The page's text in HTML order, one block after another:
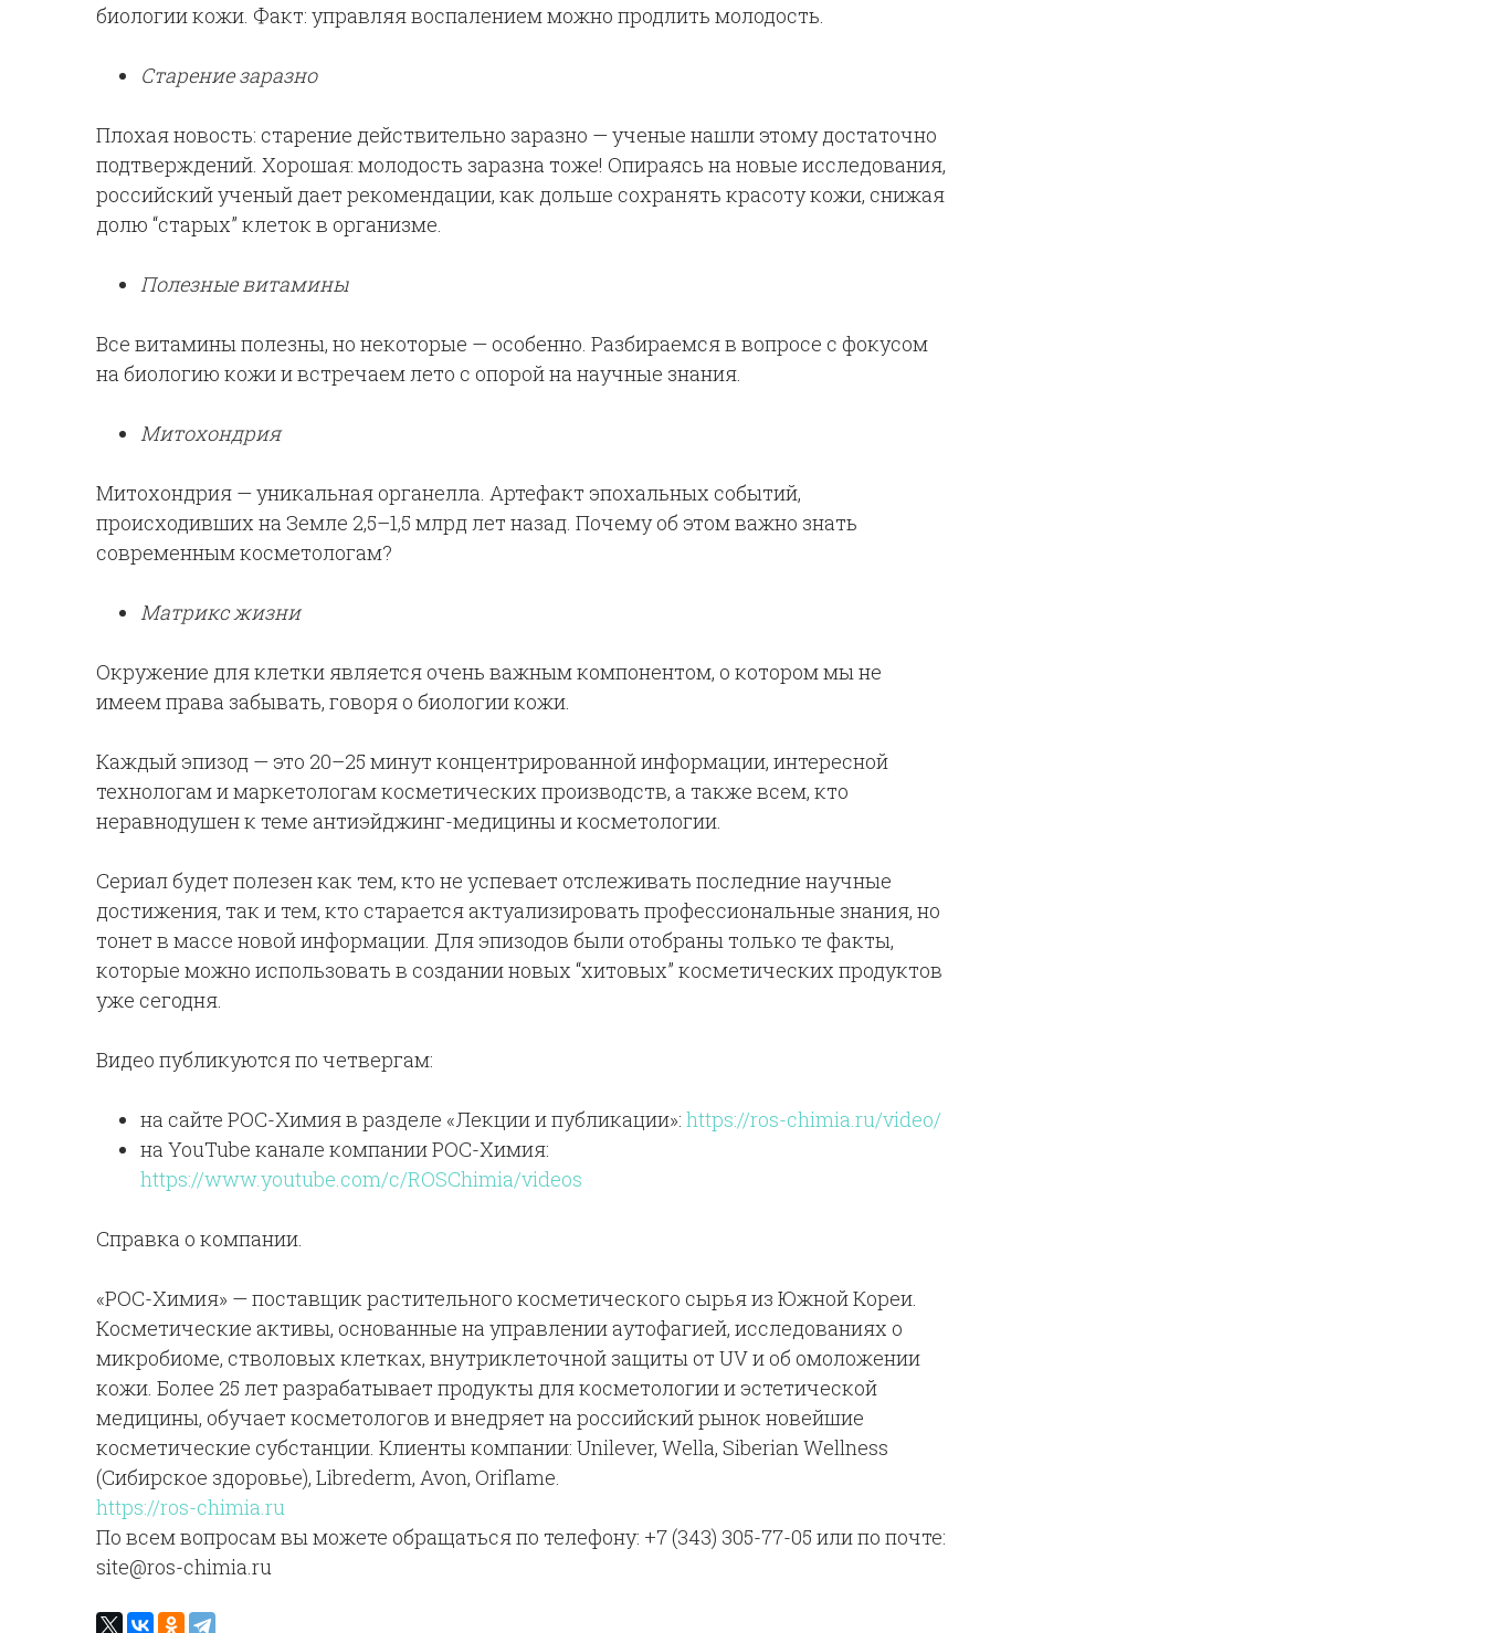
биологии кожи. Факт: управляя воспалением можно продлить молодость.
Старение заразно
Плохая новость: старение действительно заразно — ученые нашли этому достаточно
подтверждений. Хорошая: молодость заразна тоже! Опираясь на новые исследования,
российский ученый дает рекомендации, как дольше сохранять красоту кожи, снижая
долю “старых” клеток в организме.
Полезные витамины
Все витамины полезны, но некоторые — особенно. Разбираемся в вопросе с фокусом
на биологию кожи и встречаем лето с опорой на научные знания.
Митохондрия
Митохондрия — уникальная органелла. Артефакт эпохальных событий,
происходивших на Земле 2,5–1,5 млрд лет назад. Почему об этом важно знать
современным косметологам?
Матрикс жизни
Окружение для клетки является очень важным компонентом, о котором мы не
имеем права забывать, говоря о биологии кожи.
Каждый эпизод — это 20–25 минут концентрированной информации, интересной
технологам и маркетологам косметических производств, а также всем, кто
неравнодушен к теме антиэйджинг-медицины и косметологии.
Сериал будет полезен как тем, кто не успевает отслеживать последние научные
достижения, так и тем, кто старается актуализировать профессиональные знания, но
тонет в массе новой информации. Для эпизодов были отобраны только те факты,
которые можно использовать в создании новых “хитовых” косметических продуктов
уже сегодня.
Видео публикуются по четвергам:
на сайте РОС-Химия в разделе «Лекции и публикации»: https://ros-chimia.ru/video/
на YouTube канале компании РОС-Химия:
https://www.youtube.com/c/ROSChimia/videos
Справка о компании.
«РОС-Химия» — поставщик растительного косметического сырья из Южной Кореи.
Косметические активы, основанные на управлении аутофагией, исследованиях о
микробиоме, стволовых клетках, внутриклеточной защиты от UV и об омоложении
кожи. Более 25 лет разрабатывает продукты для косметологии и эстетической
медицины, обучает косметологов и внедряет на российский рынок новейшие
косметические субстанции. Клиенты компании: Unilever, Wella, Siberian Wellness
(Сибирское здоровье), Librederm, Avon, Oriflame.
https://ros-chimia.ru
По всем вопросам вы можете обращаться по телефону: +7 (343) 305-77-05 или по почте:
site@ros-chimia.ru